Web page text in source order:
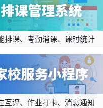
排课、考勤消课、课时统计
互评、作业打卡、消息通知